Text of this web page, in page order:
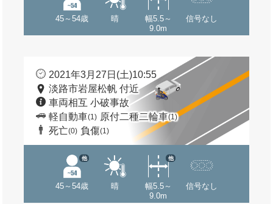
45～54歳 晴
幅5.5～
9.0m
信号なし
2021年3月27日(土)10:55
淡路市岩屋松帆 付近
車両相互 小破事故
軽自動車(1) 原付二種二輪車(1)
死亡(0) 負傷(1)
45～54歳
他
晴
幅5.5～
9.0m
他
信号なし